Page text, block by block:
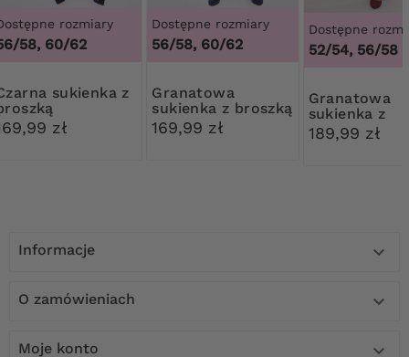
rozmiary
58, 60/62
z
zł
Dostępne rozmiary
56/58, 60/62
Granatowa
sukienka z broszką
169,99 zł
Dostępne
52/54, 56/58
Granatowa
sukienka z
dżetowym
kwiatem
189,99 zł
Informacje 
O zamówieniach 
Moje konto 